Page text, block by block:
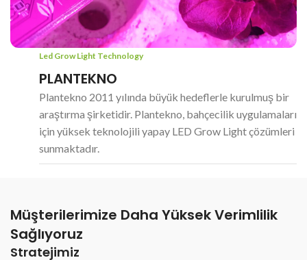
Led Grow Light Technology
PLANTEKNO
Plantekno 2011 yılında büyük hedeflerle kurulmuş bir
araştırma şirketidir. Plantekno, bahçecilik uygulamaları
için yüksek teknolojili yapay LED Grow Light çözümleri
sunmaktadır.
Müşterilerimize Daha Yüksek Verimlilik
Sağlıyoruz
Stratejimiz